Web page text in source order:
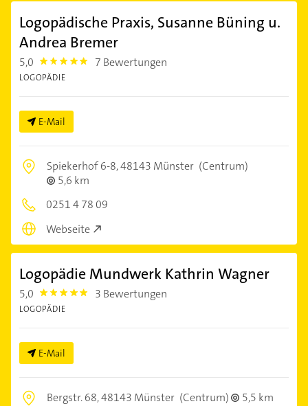
Logopädische Praxis, Susanne Büning u.
Andrea Bremer
5,0 5.0 7 Bewertungen
LOGOPÄDIE
E-Mail
Spiekerhof 6-8,48143 Münster (Centrum)
5,6 km
0251 4 78 09
Webseite
Logopädie Mundwerk Kathrin Wagner
5,0 5.0 3 Bewertungen
LOGOPÄDIE
E-Mail
Bergstr. 68,48143 Münster (Centrum)
5,5 km